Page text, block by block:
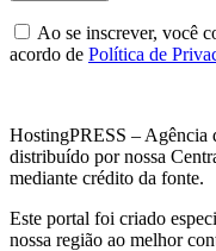
Ao se inscrever, você
acordo de Política de
HostingPRESS – Agência
distribuído por nossa
mediante crédito da fonte.
Este portal foi criado
nossa região ao melhor